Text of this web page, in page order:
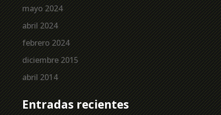
mayo 2024
abril 2024
febrero 2024
diciembre 2015
abril 2014
Entradas recientes